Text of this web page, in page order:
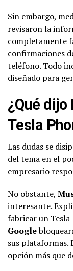
Sin embargo,
revisaron la
completamente
confirmaciones
teléfono. Todo
diseñado para
¿Qué dijo
Tesla
Las dudas se
del tema en el
empresario
No obstante,
interesante.
fabricar un Tesla
Google
sus plataformas.
opción más que